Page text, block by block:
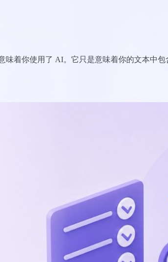
味着你使用了 AI。它只是意味着你的文本中